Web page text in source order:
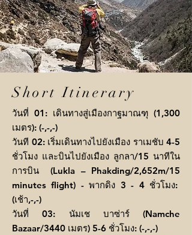
Short Itinerary
วันที่ 01: เดินทางสู่เมืองกาฐมาณฑุ (1,300
เมตร): (-,-,-)
วันที 02: เริ่มเดินทางไปยังเมือง ราเมชับ 4-5
ชั่วโมง และบินไปยังเมือง ลูกลา/15 นาทีใน
การบิน (Lukla – Phakding/2,652m/15
minutes flight) - พากดิง 3 - 4 ชั่วโมง:
(เช้า,-,-)
วันที่ 03: นัมเช บาซ่าร์ (Namche
Bazaar/3440 เมตร) 5-6 ชั่วโมง: (-,-,-)